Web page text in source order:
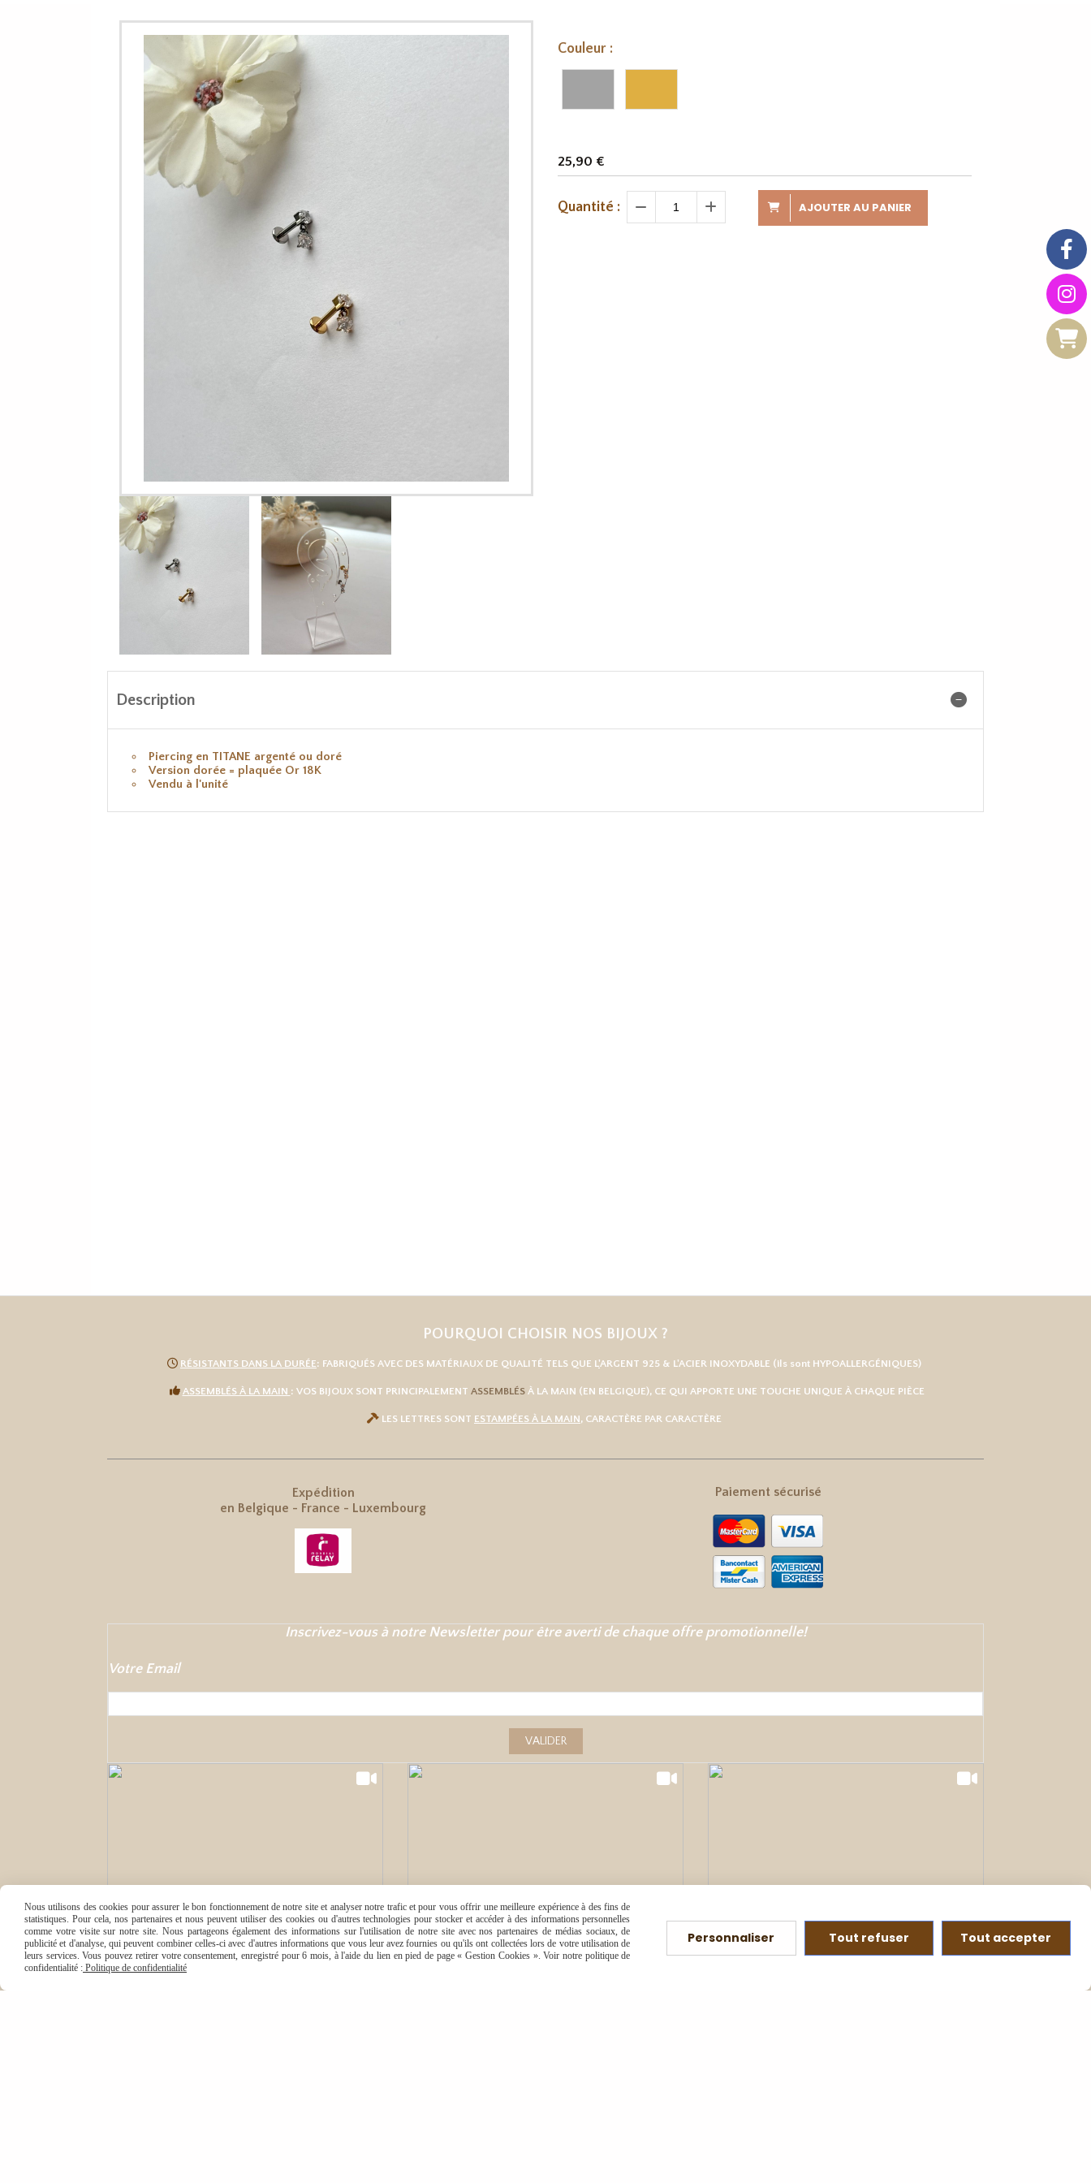
Couleur :
25,90 €
Quantité : AJOUTER AU PANIER
Description
Piercing en TITANE argenté ou doré
Version dorée = plaquée Or 18K
Vendu à l'unité
POURQUOI CHOISIR NOS BIJOUX ?
 RÉSISTANTS DANS LA DURÉE: FABRIQUÉS AVEC DES MATÉRIAUX DE QUALITÉ TELS QUE L'ARGENT 925 & L'ACIER INOXYDABLE (ils sont HYPOALLERGÉNIQUES)
 ASSEMBLÉS À LA MAIN : VOS BIJOUX SONT PRINCIPALEMENT ASSEMBLÉS À LA MAIN (EN BELGIQUE), CE QUI APPORTE UNE TOUCHE UNIQUE À CHAQUE PIÈCE
 LES LETTRES SONT ESTAMPÉES À LA MAIN, CARACTÈRE PAR CARACTÈRE
Expédition
en Belgique - France - Luxembourg
Paiement sécurisé
Inscrivez-vous à notre Newsletter pour être averti de chaque offre promotionnelle!
Votre Email
VALIDER
Nous utilisons des cookies pour assurer le bon fonctionnement de notre site et analyser notre trafic et pour vous offrir une meilleure expérience à des fins de
statistiques. Pour cela, nos partenaires et nous peuvent utiliser des cookies ou d'autres technologies pour stocker et accéder à des informations personnelles
comme votre visite sur notre site. Nous partageons également des informations sur l'utilisation de notre site avec nos partenaires de médias sociaux, de
publicité et d'analyse, qui peuvent combiner celles-ci avec d'autres informations que vous leur avez fournies ou qu'ils ont collectées lors de votre utilisation de
leurs services. Vous pouvez retirer votre consentement, enregistré pour 6 mois, à l'aide du lien en pied de page « Gestion Cookies ». Voir notre politique de
confidentialité : Politique de confidentialité
Personnaliser Tout refuser Tout accepter